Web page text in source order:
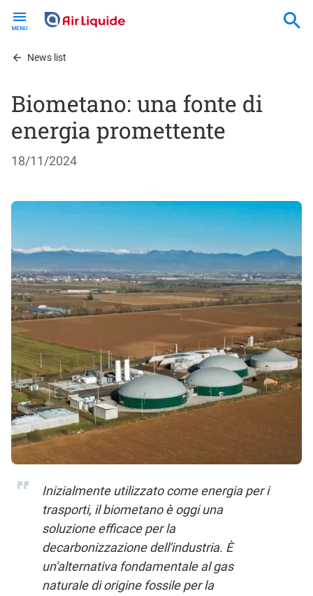
contentNews list
Biometano: una fonte di
energia promettente
18/11/2024
Inizialmente utilizzato come energia per i
trasporti, il biometano è oggi una
soluzione efficace per la
decarbonizzazione dell'industria. È
un'alternativa fondamentale al gas
naturale di origine fossile per la